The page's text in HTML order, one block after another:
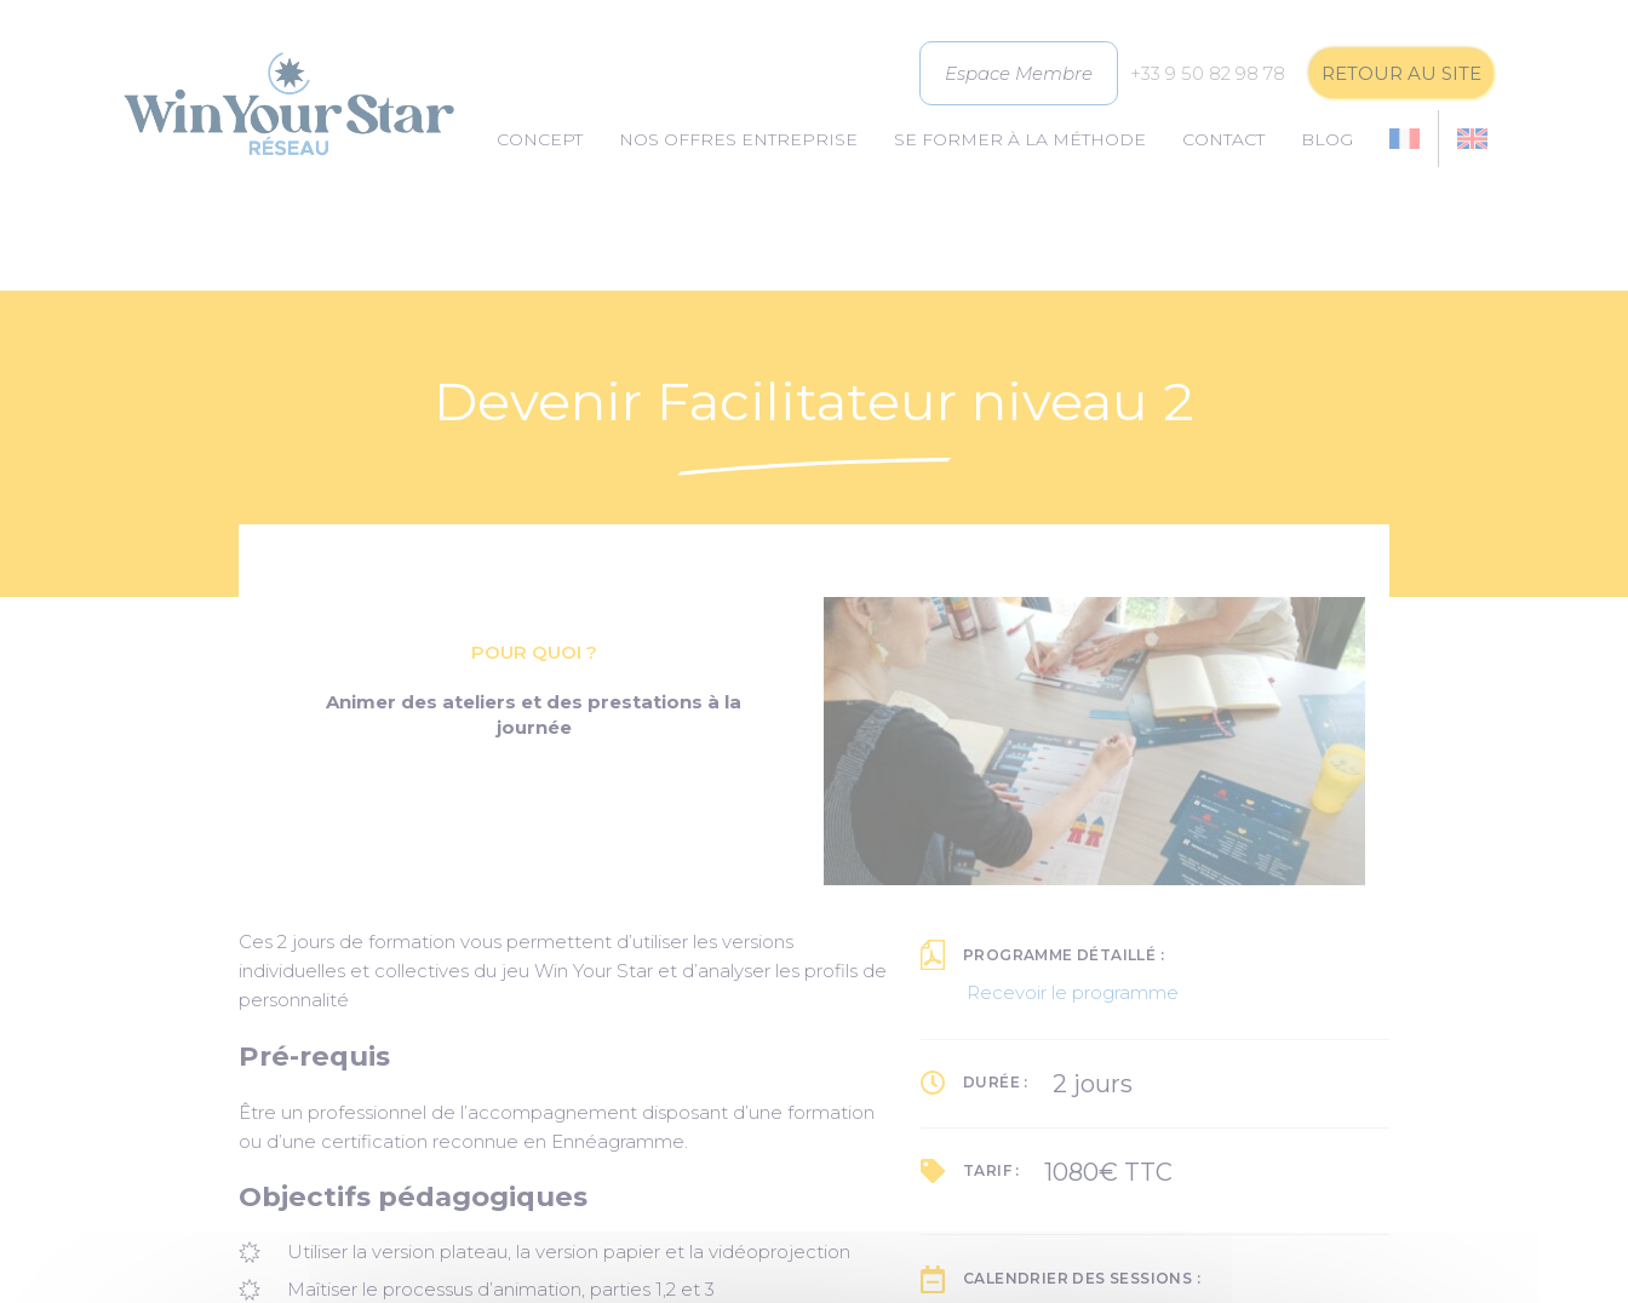
Espace Membre +33 9 50 82 98 78 RETOUR AU SITE
CONCEPT NOS OFFRES ENTREPRISE SE FORMER À LA MÉTHODE CONTACT BLOG
Devenir Facilitateur niveau 2
POUR QUOI ?
Animer des ateliers et des prestations à la
journée
Ces 2 jours de formation vous permettent d’utiliser les versions
individuelles et collectives du jeu Win Your Star et d’analyser les profils de
personnalité
Pré-requis
Être un professionnel de l’accompagnement disposant d’une formation
ou d’une certification reconnue en Ennéagramme.
Objectifs pédagogiques
Utiliser la version plateau, la version papier et la vidéoprojection
Maîtiser le processus d’animation, parties 1,2 et 3
PROGRAMME DÉTAILLÉ :
Recevoir le programme
DURÉE : 2 jours
TARIF : 1080€ TTC
CALENDRIER DES SESSIONS :